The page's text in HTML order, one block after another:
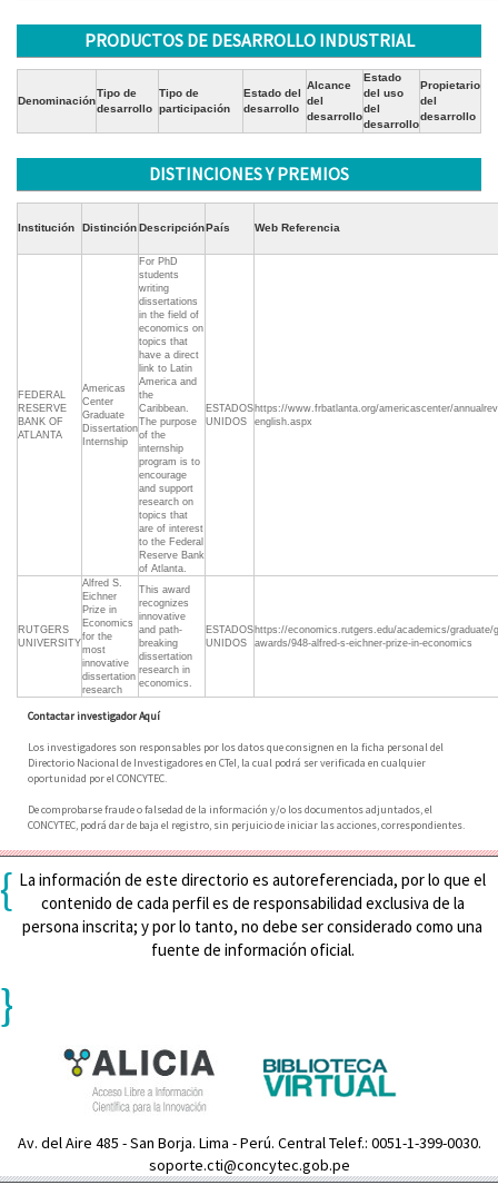
PRODUCTOS DE DESARROLLO INDUSTRIAL
Denominación
Tipo de
desarrollo
Tipo de
participación
Estado del
desarrollo
Alcance
del
desarrollo
Estado
del uso
del
desarrollo
Propietario
del
desarrollo
DISTINCIONES Y PREMIOS
Institución DistinciónDescripciónPaís Web Referencia
FEDERAL
RESERVE
BANK OF
ATLANTA
Americas
Center
Graduate
Dissertation
Internship
For PhD
students
writing
dissertations
in the field of
economics on
topics that
have a direct
link to Latin
America and
the
Caribbean.
The purpose
of the
internship
program is to
encourage
and support
research on
topics that
are of interest
to the Federal
Reserve Bank
of Atlanta.
ESTADOS
UNIDOS
https://www.frbatlanta.org/americascenter/
english.aspx
RUTGERS
UNIVERSITY
Alfred S.
Eichner
Prize in
Economics
for the
most
innovative
dissertation
research
This award
recognizes
innovative
and path-
breaking
dissertation
research in
economics.
ESTADOS
UNIDOS
https://economics.rutgers.edu/academics/graduate/
awards/948-alfred-s-eichner-prize-in-economics
Contactar investigador Aquí
Los investigadores son responsables por los datos que consignen en la ficha personal del
Directorio Nacional de Investigadores en CTeI, la cual podrá ser verificada en cualquier
oportunidad por el CONCYTEC.
De comprobarse fraude o falsedad de la información y/o los documentos adjuntados, el
CONCYTEC, podrá dar de baja el registro, sin perjuicio de iniciar las acciones, correspondientes.
{ La información de este directorio es autoreferenciada, por lo que el
contenido de cada perfil es de responsabilidad exclusiva de la
persona inscrita; y por lo tanto, no debe ser considerado como una
fuente de información oficial.
}
Av. del Aire 485 - San Borja. Lima - Perú. Central Telef.: 0051-1-399-0030.
soporte.cti@concytec.gob.pe